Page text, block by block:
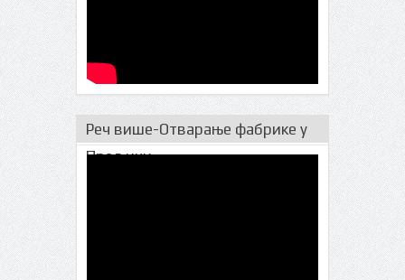
Реч више-Отварање фабрике у
Прељини